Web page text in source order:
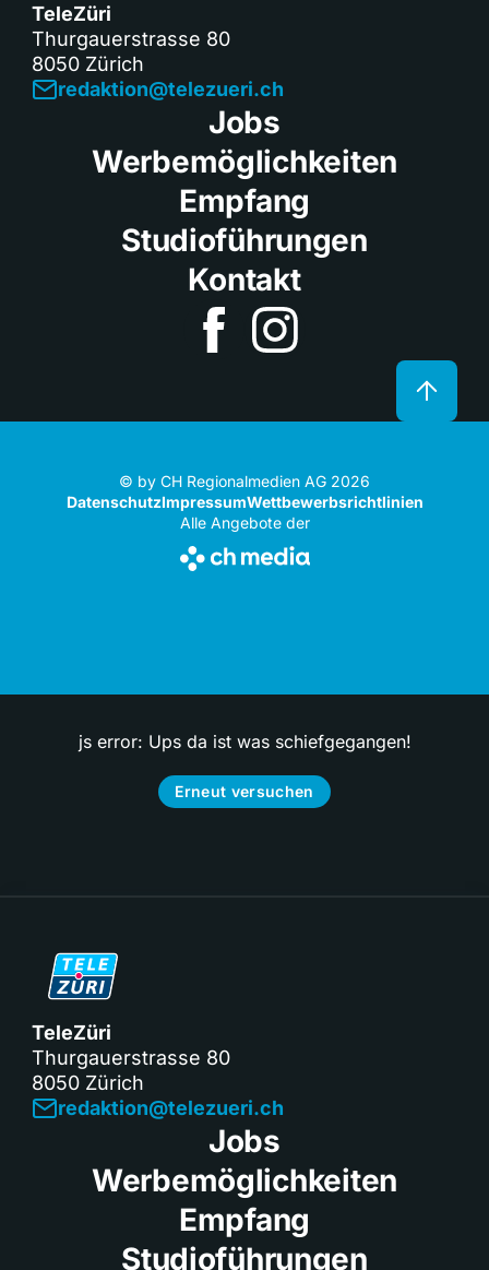
TeleZüri
Thurgauerstrasse 80
8050 Zürich
redaktion@telezueri.ch
Jobs
Werbemöglichkeiten
Empfang
Studioführungen
Kontakt
© by CH Regionalmedien AG 2026
DatenschutzImpressumWettbewerbsrichtlinien
Alle Angebote der
js error: Ups da ist was schiefgegangen!
Erneut versuchen
TeleZüri
Thurgauerstrasse 80
8050 Zürich
redaktion@telezueri.ch
Jobs
Werbemöglichkeiten
Empfang
Studioführungen